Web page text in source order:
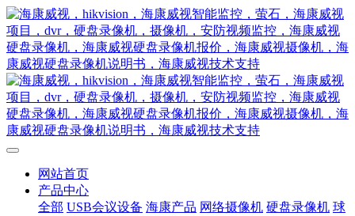
网站首页
产品中心
全部 USB会议设备 海康产品 网络摄像机 硬盘录像机 球